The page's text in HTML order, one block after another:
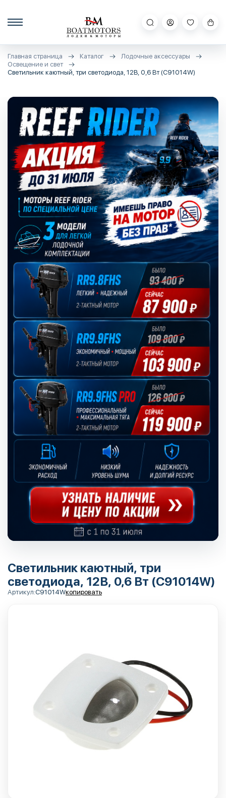
Главная страница Каталог
Лодочные аксессуары
Освещение и свет
Светильник каютный, три светодиода, 12В, 0,6 Вт (C91014W)
Светильник каютный, три
светодиода, 12В, 0,6 Вт (C91014W)
Артикул:C91014Wкопировать